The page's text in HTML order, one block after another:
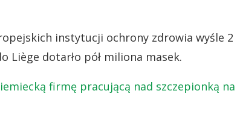
instytucji ochrony zdrowia wyśle 2
Liège dotarło pół miliona masek.
firmę pracującą nad szczepionką na